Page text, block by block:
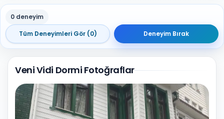
0 deneyim
Tüm Deneyimleri Gör (0)
Deneyim Bırak
Veni Vidi Dormi Fotoğraflar
10 Fotoğraf